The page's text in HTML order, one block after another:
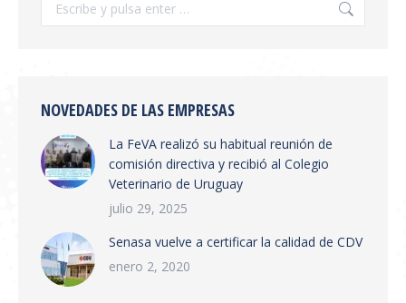
Información General
Electrónica y Sistema de Trazabilidad El
que establece la creación del Sistema
Integrado de Gestión de Trazabilidad de
Productos Veterinarios (SIGTRAZAVET) y la
obligatoriedad de la Receta Veterinaria
nacional. Puntos principales:…
NOVEDADES DE LAS EMPRESAS
La FeVA realizó su habitual reunión de
comisión directiva y recibió al Colegio
Veterinario de Uruguay
julio 29, 2025
Senasa vuelve a certificar la calidad de CDV
enero 2, 2020